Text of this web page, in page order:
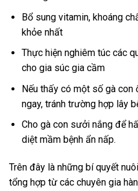
Bổ sung vitamin, khoáng
khỏe nhất
Thực hiện nghiêm túc các
cho gia súc gia cầm
Nếu thấy có một số gà con
ngay, tránh trường hợp lây
Cho gà con sưởi nắng để
diệt mầm bệnh ẩn nấp.
Trên đây là những bí quyết
tổng hợp từ các chuyên gia